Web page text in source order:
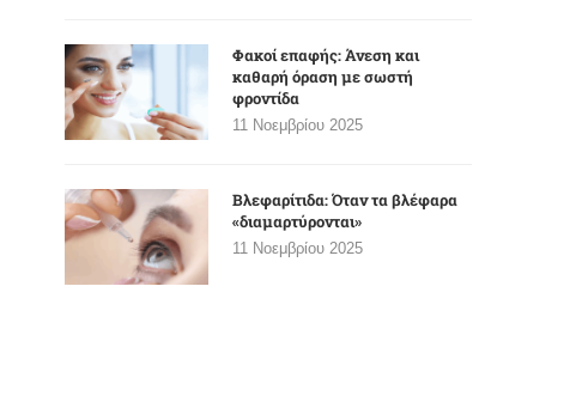
Φακοί επαφής: Άνεση και
καθαρή όραση με σωστή
φροντίδα
11 Νοεμβρίου 2025
Βλεφαρίτιδα: Όταν τα βλέφαρα
«διαμαρτύρονται»
11 Νοεμβρίου 2025